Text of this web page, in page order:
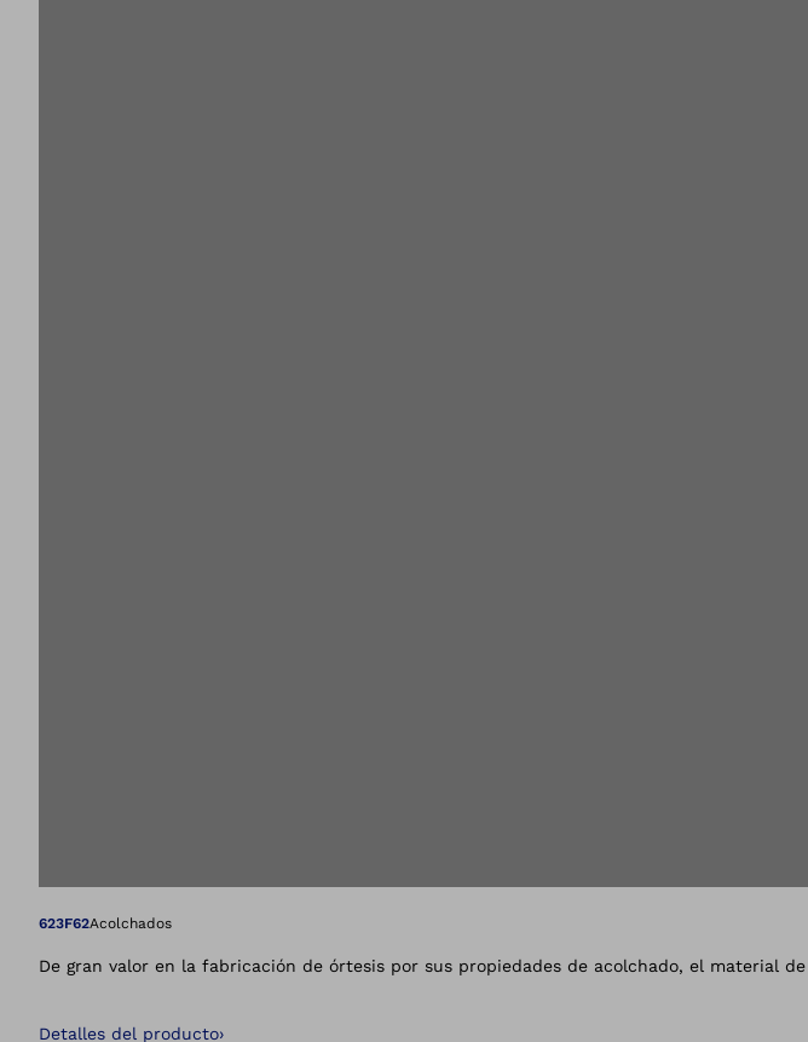
Abre la imagen en la vista
623F62Acolchados
De gran valor en la fabricación de órtesis por sus propiedades de acolchado, el material
Detalles del producto›